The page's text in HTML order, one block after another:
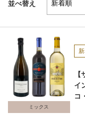
並べ替え
ミックス
イ
コ